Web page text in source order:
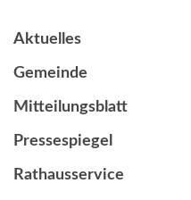
Aktuelles
Gemeinde
Mitteilungsblatt
Pressespiegel
Rathausservice